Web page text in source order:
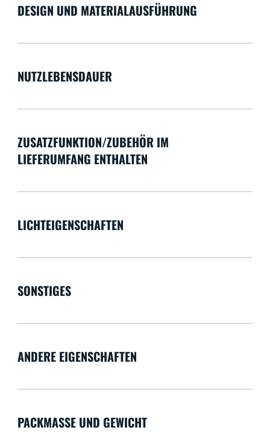
DESIGN UND MATERIALAUSFÜHRUNG
NUTZLEBENSDAUER
ZUSATZFUNKTION/ZUBEHÖR IM
LIEFERUMFANG ENTHALTEN
LICHTEIGENSCHAFTEN
SONSTIGES
ANDERE EIGENSCHAFTEN
PACKMASSE UND GEWICHT